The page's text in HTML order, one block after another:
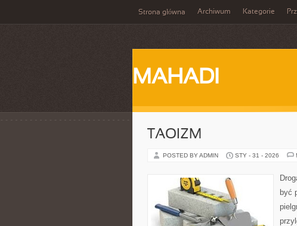
Strona główna Archiwum Kategorie
MAHADI
TAOIZM
POSTED BY ADMIN STY - 31 - 2026
być